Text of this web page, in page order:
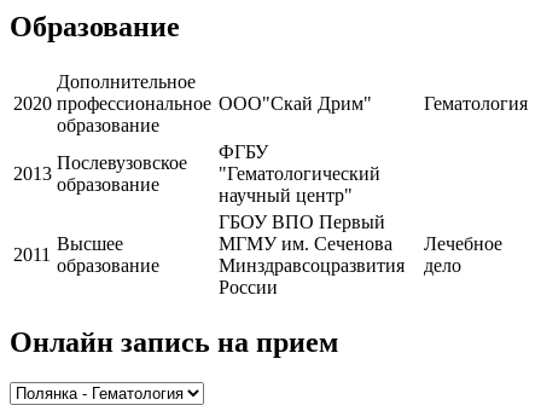
Образование
2020
Дополнительное
профессиональное
образование
ООО"Скай Дрим" Гематология
2013
Послевузовское
образование
ФГБУ
"Гематологический
научный центр"
2011
Высшее
образование
ГБОУ ВПО Первый
МГМУ им. Сеченова
Минздравсоцразвития
России
Лечебное
дело
Онлайн запись на прием